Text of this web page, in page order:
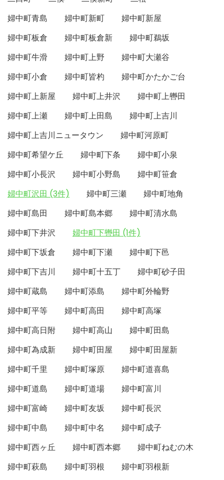
婦中町青島
婦中町新町
婦中町新屋
婦中町板倉
婦中町板倉新
婦中町鵜坂
婦中町牛滑
婦中町上野
婦中町大瀬谷
婦中町小倉
婦中町皆杓
婦中町かたかご台
婦中町上新屋
婦中町上井沢
婦中町上轡田
婦中町上瀬
婦中町上田島
婦中町上吉川
婦中町上吉川ニュータウン
婦中町河原町
婦中町希望ケ丘
婦中町下条
婦中町小泉
婦中町小長沢
婦中町小野島
婦中町笹倉
婦中町沢田 (3件)
婦中町三瀬
婦中町地角
婦中町島田
婦中町島本郷
婦中町清水島
婦中町下井沢
婦中町下轡田 (1件)
婦中町下坂倉
婦中町下瀬
婦中町下邑
婦中町下吉川
婦中町十五丁
婦中町砂子田
婦中町蔵島
婦中町添島
婦中町外輪野
婦中町平等
婦中町高田
婦中町高塚
婦中町高日附
婦中町高山
婦中町田島
婦中町為成新
婦中町田屋
婦中町田屋新
婦中町千里
婦中町塚原
婦中町道喜島
婦中町道島
婦中町道場
婦中町富川
婦中町富崎
婦中町友坂
婦中町長沢
婦中町中島
婦中町中名
婦中町成子
婦中町西ヶ丘
婦中町西本郷
婦中町ねむの木
婦中町萩島
婦中町羽根
婦中町羽根新